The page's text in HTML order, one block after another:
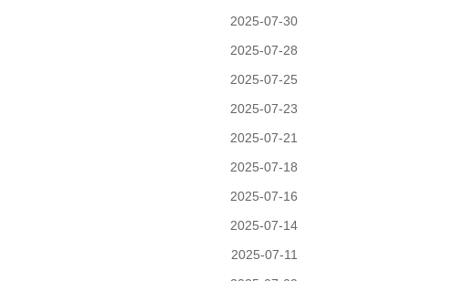
2025-07-30
2025-07-28
2025-07-25
2025-07-23
2025-07-21
2025-07-18
2025-07-16
2025-07-14
2025-07-11